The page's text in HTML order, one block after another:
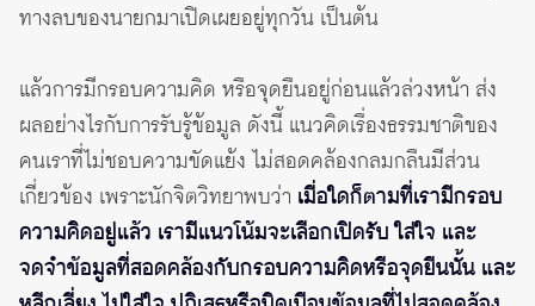
ทางลบของนายกมาเปิดเผยอยู่ทุกวัน เป็นต้น
แล้วการมีกรอบความคิด หรือจุดยืนอยู่ก่อนแล้วล่วงหน้า ส่ง
ผลอย่างไรกับการรับรู้ข้อมูล ดังนี้ แนวคิดเรื่องธรรมชาติของ
คนเราที่ไม่ชอบความขัดแย้ง ไม่สอดคล้องกลมกลืนมีส่วน
เกี่ยวข้อง เพราะนักจิตวิทยาพบว่า เมื่อใดก็ตามที่เรามีกรอบ
ความคิดอยู่แล้ว เรามีแนวโน้มจะเลือกเปิดรับ ใส่ใจ และ
จดจำข้อมูลที่สอดคล้องกับกรอบความคิดหรือจุดยืนนั้น และ